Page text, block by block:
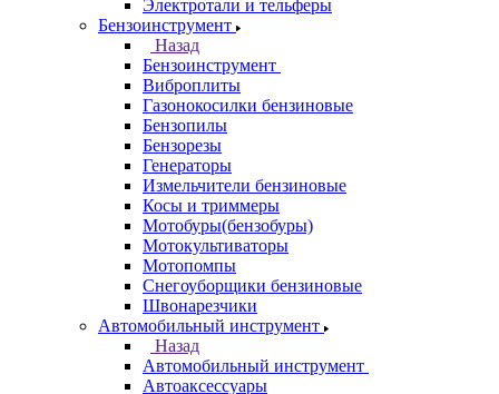
Электротали и тельферы
Бензоинструмент
Назад
Бензоинструмент
Виброплиты
Газонокосилки бензиновые
Бензопилы
Бензорезы
Генераторы
Измельчители бензиновые
Косы и триммеры
Мотобуры(бензобуры)
Мотокультиваторы
Мотопомпы
Снегоуборщики бензиновые
Швонарезчики
Автомобильный инструмент
Назад
Автомобильный инструмент
Автоаксессуары